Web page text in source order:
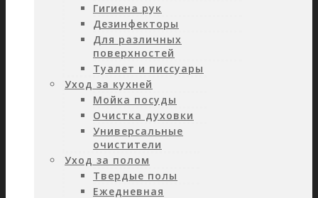
Гигиена рук
Дезинфекторы
Для различных
поверхностей
Туалет и писсуары
Уход за кухней
Мойка посуды
Очистка духовки
Универсальные
очистители
Уход за полом
Твердые полы
Ежедневная